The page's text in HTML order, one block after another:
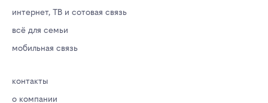
интернет, ТВ и сотовая связь
всё для семьи
мобильная связь
контакты
о компании